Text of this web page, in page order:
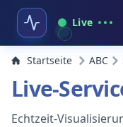
Live
Startseite ABC
Live-
Echtzeit-